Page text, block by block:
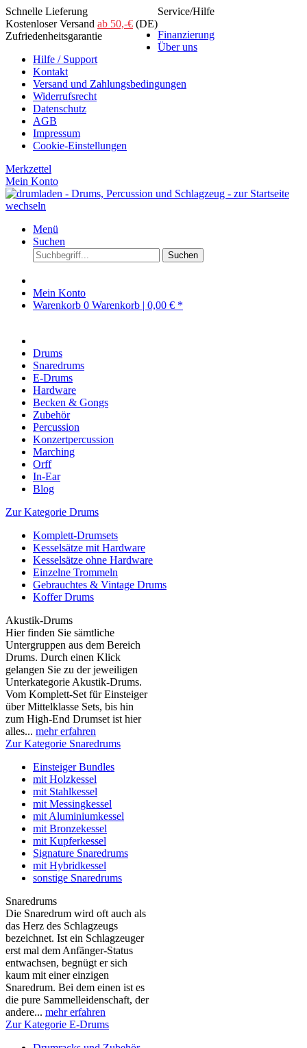
Schnelle Lieferung
Kostenloser Versand ab 50,-€ (DE)
Zufriedenheitsgarantie
Service/Hilfe
Finanzierung
Über uns
Hilfe / Support
Kontakt
Versand und Zahlungsbedingungen
Widerrufsrecht
Datenschutz
AGB
Impressum
Cookie-Einstellungen
Merkzettel
Mein Konto
Menü
Suchen
Suchen
Mein Konto
Warenkorb 0 Warenkorb | 0,00 € *
Drums
Snaredrums
E-Drums
Hardware
Becken & Gongs
Zubehör
Percussion
Konzertpercussion
Marching
Orff
In-Ear
Blog
Zur Kategorie Drums
Komplett-Drumsets
Kesselsätze mit Hardware
Kesselsätze ohne Hardware
Einzelne Trommeln
Gebrauchtes & Vintage Drums
Koffer Drums
Akustik-Drums
Hier finden Sie sämtliche
Untergruppen aus dem Bereich
Drums. Durch einen Klick
gelangen Sie zu der jeweiligen
Unterkategorie Akustik-Drums.
Vom Komplett-Set für Einsteiger
über Mittelklasse Sets, bis hin
zum High-End Drumset ist hier
alles... mehr erfahren
Zur Kategorie Snaredrums
Einsteiger Bundles
mit Holzkessel
mit Stahlkessel
mit Messingkessel
mit Aluminiumkessel
mit Bronzekessel
mit Kupferkessel
Signature Snaredrums
mit Hybridkessel
sonstige Snaredrums
Snaredrums
Die Snaredrum wird oft auch als
das Herz des Schlagzeugs
bezeichnet. Ist ein Schlagzeuger
erst mal dem Anfänger-Status
entwachsen, begnügt er sich
kaum mit einer einzigen
Snaredrum. Bei dem einen ist es
die pure Sammelleidenschaft, der
andere... mehr erfahren
Zur Kategorie E-Drums